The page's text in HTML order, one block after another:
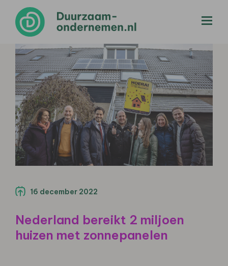
16 december 2022
Nederland bereikt 2 miljoen
huizen met zonnepanelen